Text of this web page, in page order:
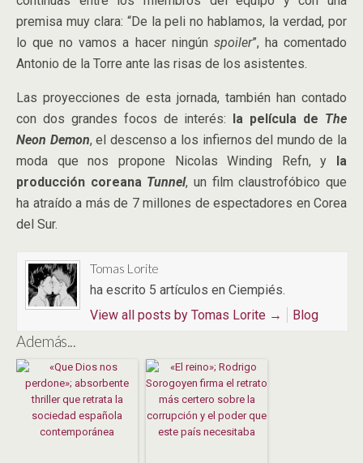
premisa muy clara: “De la peli no hablamos, la verdad, por
lo que no vamos a hacer ningún spoiler”, ha comentado
Antonio de la Torre ante las risas de los asistentes.
Las proyecciones de esta jornada, también han contado
con dos grandes focos de interés: la película de The
Neon Demon, el descenso a los infiernos del mundo de la
moda que nos propone Nicolas Winding Refn, y la
producción coreana Tunnel, un film claustrofóbico que
ha atraído a más de 7 millones de espectadores en Corea
del Sur.
Tomas Lorite
ha escrito 5 artículos en Ciempiés.
View all posts by Tomas Lorite → Blog
Además...